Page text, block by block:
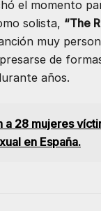
el momento
solista, “The
muy
de
años.
a 28 mujeres
en España.